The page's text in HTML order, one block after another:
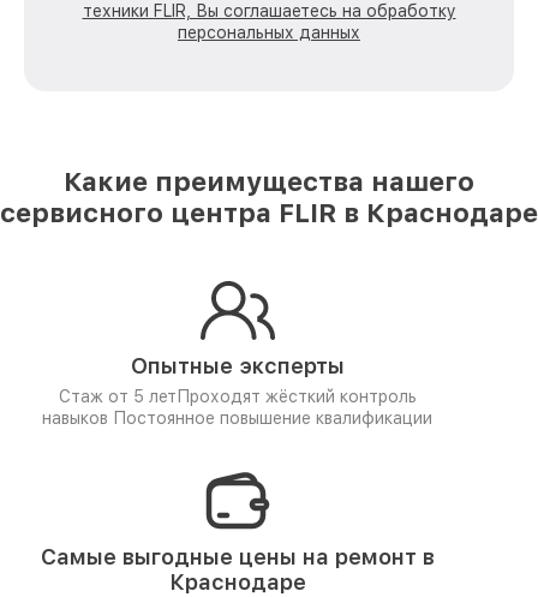
техники FLIR, Вы соглашаетесь на обработку
персональных данных
Какие преимущества нашего
сервисного центра FLIR в Краснодаре
Опытные эксперты
Стаж от 5 лет Проходят жёсткий контроль
навыков Постоянное повышение квалификации
Самые выгодные цены на ремонт в
Краснодаре